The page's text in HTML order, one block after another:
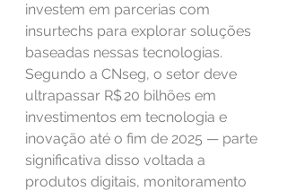
investem em parcerias com
insurtechs para explorar soluções
baseadas nessas tecnologias.
Segundo a CNseg, o setor deve
ultrapassar R$ 20 bilhões em
investimentos em tecnologia e
inovação até o fim de 2025 — parte
significativa disso voltada a
produtos digitais, monitoramento